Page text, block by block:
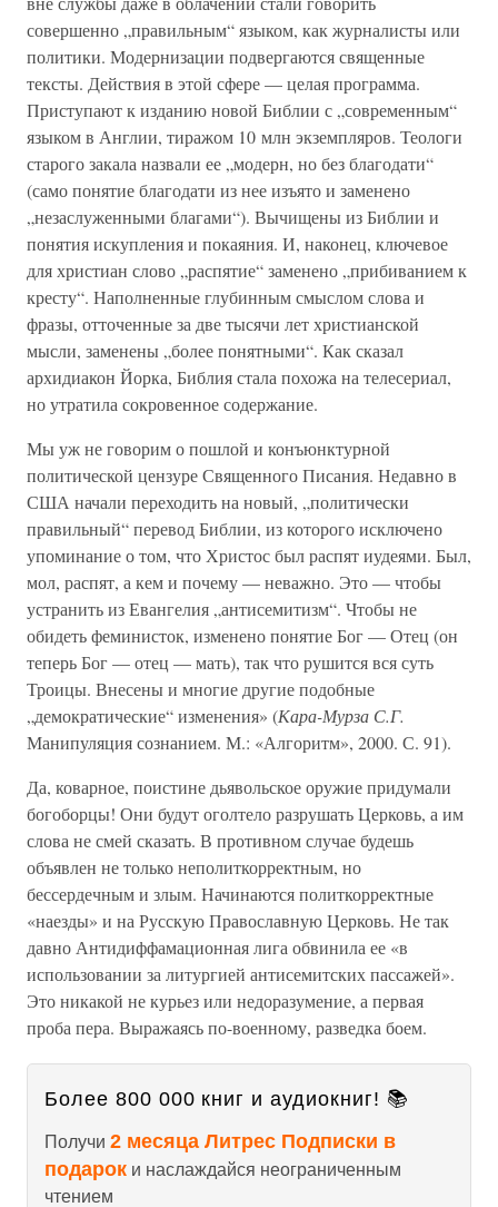
совершенно „правильным“ языком, как журналисты или
политики. Модернизации подвергаются священные
тексты. Действия в этой сфере — целая программа.
Приступают к изданию новой Библии с „современным“
языком в Англии, тиражом 10 млн экземпляров. Теологи
старого закала назвали ее „модерн, но без благодати“
(само понятие благодати из нее изъято и заменено
„незаслуженными благами“). Вычищены из Библии и
понятия искупления и покаяния. И, наконец, ключевое
для христиан слово „распятие“ заменено „прибиванием к
кресту“. Наполненные глубинным смыслом слова и
фразы, отточенные за две тысячи лет христианской
мысли, заменены „более понятными“. Как сказал
архидиакон Йорка, Библия стала похожа на телесериал,
но утратила сокровенное содержание.
Мы уж не говорим о пошлой и конъюнктурной
политической цензуре Священного Писания. Недавно в
США начали переходить на новый, „политически
правильный“ перевод Библии, из которого исключено
упоминание о том, что Христос был распят иудеями. Был,
мол, распят, а кем и почему — неважно. Это — чтобы
устранить из Евангелия „антисемитизм“. Чтобы не
обидеть феминисток, изменено понятие Бог — Отец (он
теперь Бог — отец — мать), так что рушится вся суть
Троицы. Внесены и многие другие подобные
„демократические“ изменения» (Кара-Мурза С.Г.
Манипуляция сознанием. М.: «Алгоритм», 2000. С. 91).
Да, коварное, поистине дьявольское оружие придумали
богоборцы! Они будут оголтело разрушать Церковь, а им
слова не смей сказать. В противном случае будешь
объявлен не только неполиткорректным, но
бессердечным и злым. Начинаются политкорректные
«наезды» и на Русскую Православную Церковь. Не так
давно Антидиффамационная лига обвинила ее «в
использовании за литургией антисемитских пассажей».
Это никакой не курьез или недоразумение, а первая
проба пера. Выражаясь по-военному, разведка боем.
Более 800 000 книг и аудиокниг! 📚
Получи 2 месяца Литрес Подписки в
подарок и наслаждайся неограниченным
чтением